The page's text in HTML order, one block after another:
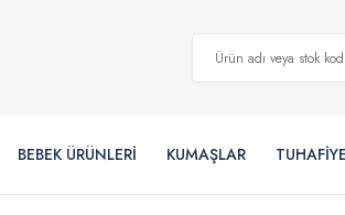
BEBEK ÜRÜNLERİ KUMAŞLAR TUHAFİYE